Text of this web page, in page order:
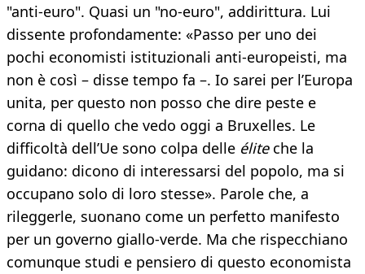
"anti-euro". Quasi un "no-euro", addirittura. Lui
dissente profondamente: «Passo per uno dei
pochi economisti istituzionali anti-europeisti, ma
non è così – disse tempo fa –. Io sarei per l’Europa
unita, per questo non posso che dire peste e
corna di quello che vedo oggi a Bruxelles. Le
difficoltà dell’Ue sono colpa delle élite che la
guidano: dicono di interessarsi del popolo, ma si
occupano solo di loro stesse». Parole che, a
rileggerle, suonano come un perfetto manifesto
per un governo giallo-verde. Ma che rispecchiano
comunque studi e pensiero di questo economista